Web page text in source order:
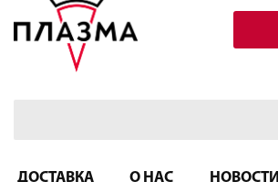
ДОСТАВКА О НАС НОВОСТИ